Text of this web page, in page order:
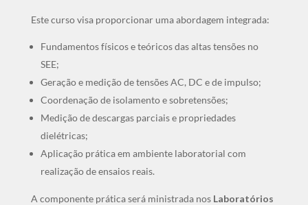
Este curso visa proporcionar uma abordagem integrada:
Fundamentos físicos e teóricos das altas tensões no
SEE;
Geração e medição de tensões AC, DC e de impulso;
Coordenação de isolamento e sobretensões;
Medição de descargas parciais e propriedades
dielétricas;
Aplicação prática em ambiente laboratorial com
realização de ensaios reais.
A componente prática será ministrada nos Laboratórios